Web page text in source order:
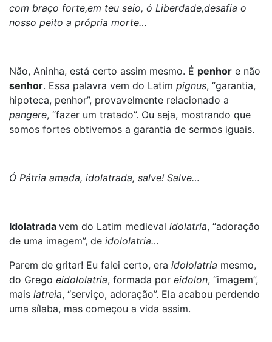
com braço forte,em teu seio, ó Liberdade,desafia o
nosso peito a própria morte…
Não, Aninha, está certo assim mesmo. É penhor e não
senhor. Essa palavra vem do Latim pignus, “garantia,
hipoteca, penhor”, provavelmente relacionado a
pangere, “fazer um tratado”. Ou seja, mostrando que
somos fortes obtivemos a garantia de sermos iguais.
Ó Pátria amada, idolatrada, salve! Salve…
Idolatrada vem do Latim medieval idolatria, “adoração
de uma imagem”, de idololatria…
Parem de gritar! Eu falei certo, era idololatria mesmo,
do Grego eidololatria, formada por eidolon, “imagem”,
mais latreia, “serviço, adoração”. Ela acabou perdendo
uma sílaba, mas começou a vida assim.